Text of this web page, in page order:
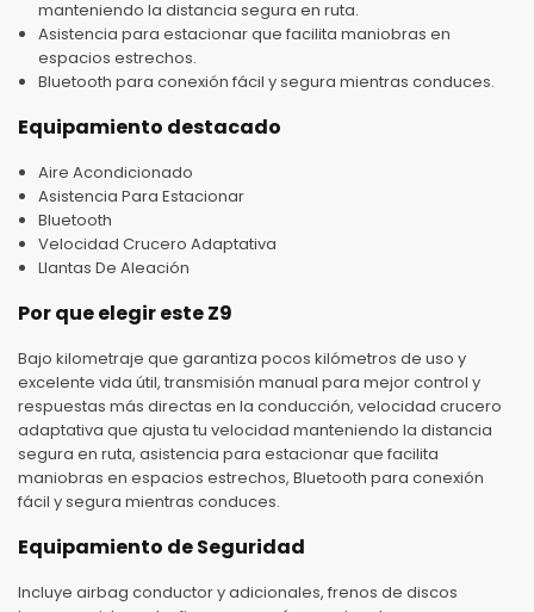
manteniendo la distancia segura en ruta.
Asistencia para estacionar que facilita maniobras en
espacios estrechos.
Bluetooth para conexión fácil y segura mientras conduces.
Equipamiento destacado
Aire Acondicionado
Asistencia Para Estacionar
Bluetooth
Velocidad Crucero Adaptativa
Llantas De Aleación
Por que elegir este Z9
Bajo kilometraje que garantiza pocos kilómetros de uso y
excelente vida útil, transmisión manual para mejor control y
respuestas más directas en la conducción, velocidad crucero
adaptativa que ajusta tu velocidad manteniendo la distancia
segura en ruta, asistencia para estacionar que facilita
maniobras en espacios estrechos, Bluetooth para conexión
fácil y segura mientras conduces.
Equipamiento de Seguridad
Incluye airbag conductor y adicionales, frenos de discos